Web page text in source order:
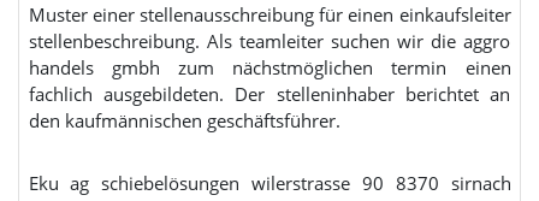
Muster einer stellenausschreibung für einen einkaufsleiter
stellenbeschreibung. Als teamleiter suchen wir die aggro
handels gmbh zum nächstmöglichen termin einen
fachlich ausgebildeten. Der stelleninhaber berichtet an
den kaufmännischen geschäftsführer.
Eku ag schiebelösungen wilerstrasse 90 8370 sirnach